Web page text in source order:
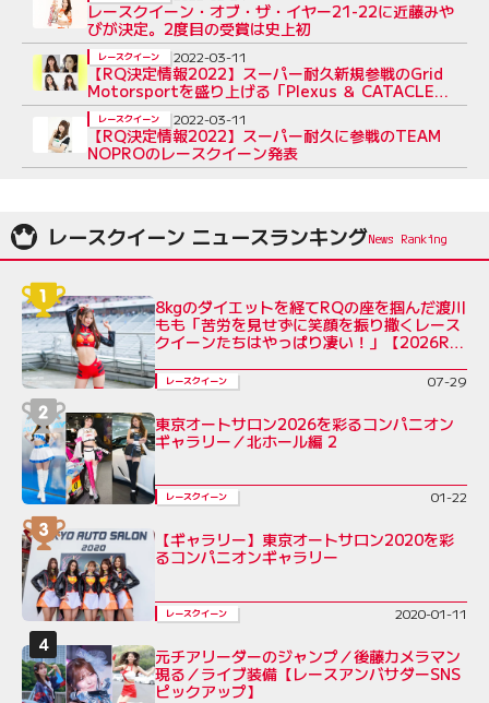
レースクイーン・オブ・ザ・イヤー21-22に近藤みや
びが決定。2度目の受賞は史上初
【RQ決定情報2022】スーパー耐久新規参戦のGrid
Motorsportを盛り上げる「Plexus ＆ CATACLEAN
Girls」を発表
レースクイーン 2022-03-11
【RQ決定情報2022】スーパー耐久に参戦のTEAM
NOPROのレースクイーン発表
レースクイーン 2022-03-11
レースクイーン ニュースランキング
8kgのダイエットを経てRQの座を掴んだ渡川
もも「苦労を見せずに笑顔を振り撒くレース
クイーンたちはやっぱり凄い！」【2026RQ
レースクイーン 07-29
東京オートサロン2026を彩るコンパニオン
ギャラリー／北ホール編 2
レースクイーン 01-22
【ギャラリー】東京オートサロン2020を彩
るコンパニオンギャラリー
レースクイーン 2020-01-11
元チアリーダーのジャンプ／後藤カメラマン
現る／ライブ装備【レースアンバサダーSNS
ピックアップ】